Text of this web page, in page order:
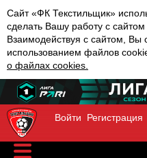
Сайт «ФК Текстильщик»
сделать Вашу работу с
Взаимодействуя с сайтом, Вы
использованием файлов
о файлах cookies.
Войти Регистрация